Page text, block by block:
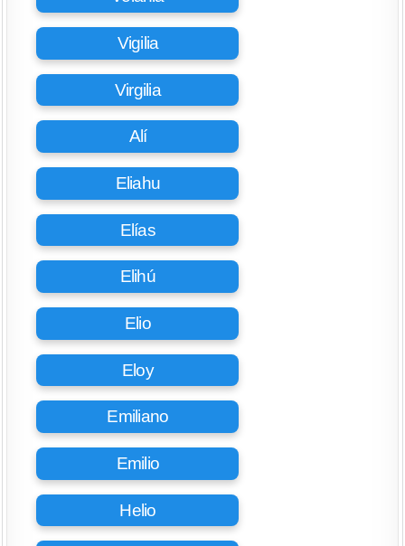
Vigilia
Virgilia
Alí
Eliahu
Elías
Elihú
Elio
Eloy
Emiliano
Emilio
Helio